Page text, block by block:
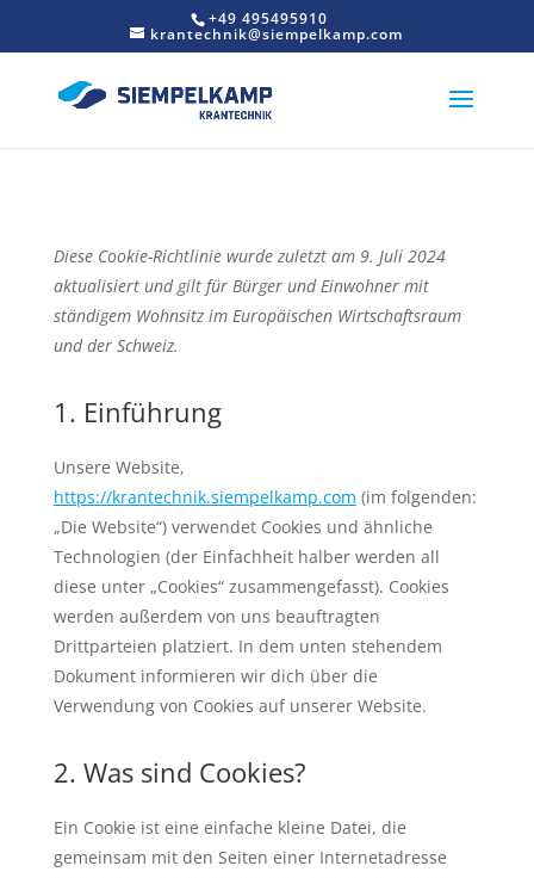
+49 495495910
krantechnik@siempelkamp.com
Diese Cookie-Richtlinie wurde zuletzt am 9. Juli 2024
aktualisiert und gilt für Bürger und Einwohner mit
ständigem Wohnsitz im Europäischen Wirtschaftsraum
und der Schweiz.
1. Einführung
Unsere Website,
https://krantechnik.siempelkamp.com (im folgenden:
„Die Website“) verwendet Cookies und ähnliche
Technologien (der Einfachheit halber werden all
diese unter „Cookies“ zusammengefasst). Cookies
werden außerdem von uns beauftragten
Drittparteien platziert. In dem unten stehendem
Dokument informieren wir dich über die
Verwendung von Cookies auf unserer Website.
2. Was sind Cookies?
Ein Cookie ist eine einfache kleine Datei, die
gemeinsam mit den Seiten einer Internetadresse